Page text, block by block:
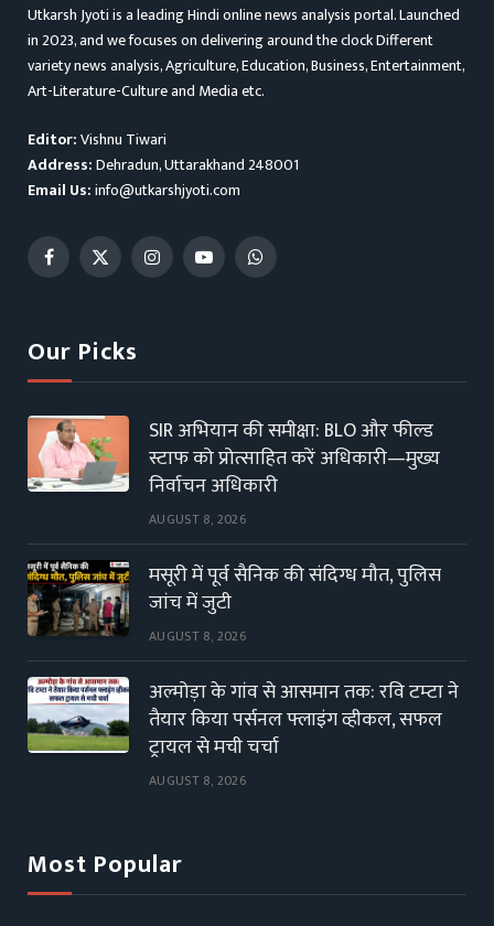
Utkarsh Jyoti is a leading Hindi online news analysis portal. Launched
in 2023, and we focuses on delivering around the clock Different
variety news analysis, Agriculture, Education, Business, Entertainment,
Art-Literature-Culture and Media etc.
Editor:Vishnu Tiwari
Address:Dehradun, Uttarakhand 248001
Email Us:info@utkarshjyoti.com
Facebook
X
InstagramYouTubeWhatsApp
Our Picks
SIR अभियान की समीक्षा: BLO और फील्ड
स्टाफ को प्रोत्साहित करें अधिकारी—मुख्य
निर्वाचन अधिकारी
AUGUST 8, 2026
मसूरी में पूर्व सैनिक की संदिग्ध मौत, पुलिस
जांच में जुटी
AUGUST 8, 2026
अल्मोड़ा के गांव से आसमान तक: रवि टम्टा ने
तैयार किया पर्सनल फ्लाइंग व्हीकल, सफल
ट्रायल से मची चर्चा
AUGUST 8, 2026
Most Popular